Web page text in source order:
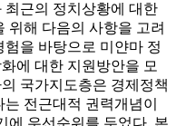
근의 정치상황에 대한
위해 다음의 사항을 고려
을 바탕으로 미얀마 정
에 대한 지원방안을 모
국가지도층은 경제정책
전근대적 권력개념이